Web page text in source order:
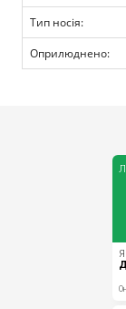
Тип носія:
Оприлюднено: